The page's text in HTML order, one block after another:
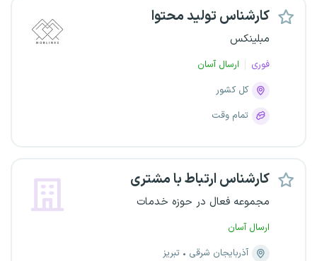
کارشناس تولید محتوا
مبلینکس
فوری
ارسال آسان
کل کشور
تمام وقت
کارشناس ارتباط با مشتری
مجموعه فعال در حوزه خدمات
ارسال آسان
آذربایجان شرقی
تبریز